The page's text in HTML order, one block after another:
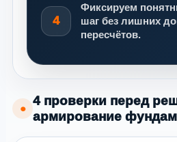
4
Фиксируем
шаг без лишних
пересчётов.
●
4 проверки перед
армирование